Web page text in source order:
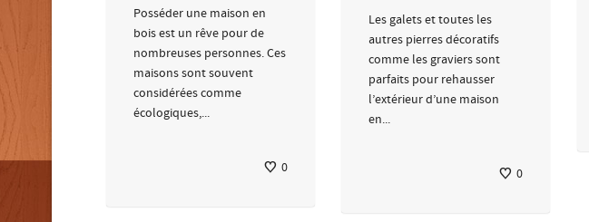
Posséder une maison en
bois est un rêve pour de
nombreuses personnes. Ces
maisons sont souvent
considérées comme
écologiques,...
0
Les galets et toutes les
autres pierres décoratifs
comme les graviers sont
parfaits pour rehausser
l’extérieur d’une maison
en...
0